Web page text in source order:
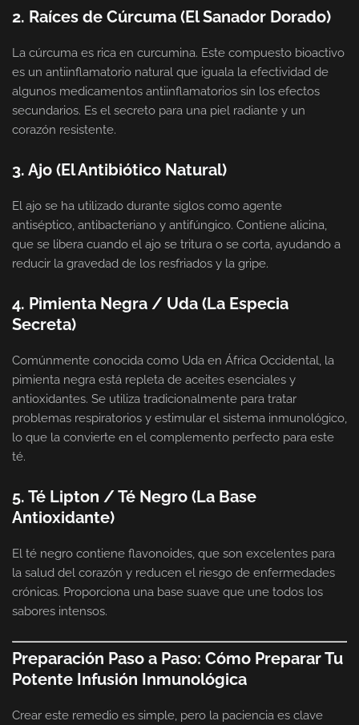
2. Raíces de Cúrcuma (El Sanador Dorado)
La cúrcuma es rica en curcumina. Este compuesto bioactivo
es un antiinflamatorio natural que iguala la efectividad de
algunos medicamentos antiinflamatorios sin los efectos
secundarios. Es el secreto para una piel radiante y un
corazón resistente.
3. Ajo (El Antibiótico Natural)
El ajo se ha utilizado durante siglos como agente
antiséptico, antibacteriano y antifúngico. Contiene alicina,
que se libera cuando el ajo se tritura o se corta, ayudando a
reducir la gravedad de los resfriados y la gripe.
4. Pimienta Negra / Uda (La Especia
Secreta)
Comúnmente conocida como Uda en África Occidental, la
pimienta negra está repleta de aceites esenciales y
antioxidantes. Se utiliza tradicionalmente para tratar
problemas respiratorios y estimular el sistema inmunológico,
lo que la convierte en el complemento perfecto para este
té.
5. Té Lipton / Té Negro (La Base
Antioxidante)
El té negro contiene flavonoides, que son excelentes para
la salud del corazón y reducen el riesgo de enfermedades
crónicas. Proporciona una base suave que une todos los
sabores intensos.
Preparación Paso a Paso: Cómo Preparar Tu
Potente Infusión Inmunológica
Crear este remedio es simple, pero la paciencia es clave